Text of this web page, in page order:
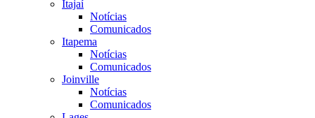
Itajaí
Notícias
Comunicados
Itapema
Notícias
Comunicados
Joinville
Notícias
Comunicados